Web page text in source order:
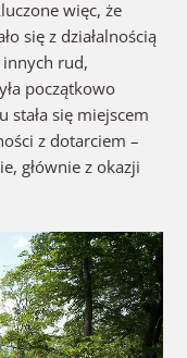
więc, że
się z działalnością
innych rud,
początkowo
stała się miejscem
z dotarciem –
głównie z okazji